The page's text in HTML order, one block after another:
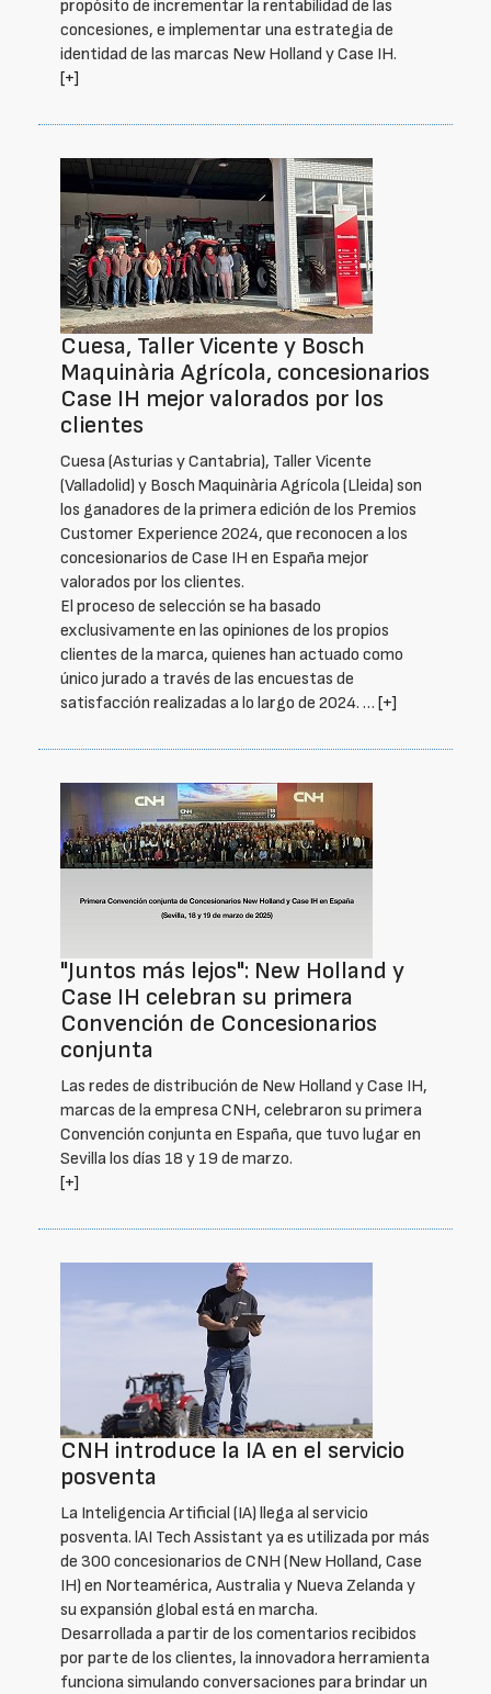
propósito de incrementar la rentabilidad de las
concesiones, e implementar una estrategia de
identidad de las marcas New Holland y Case IH.
[+]
Cuesa, Taller Vicente y Bosch
Maquinària Agrícola, concesionarios
Case IH mejor valorados por los
clientes
Cuesa (Asturias y Cantabria), Taller Vicente
(Valladolid) y Bosch Maquinària Agrícola (Lleida) son
los ganadores de la primera edición de los Premios
Customer Experience 2024, que reconocen a los
concesionarios de Case IH en España mejor
valorados por los clientes.
El proceso de selección se ha basado
exclusivamente en las opiniones de los propios
clientes de la marca, quienes han actuado como
único jurado a través de las encuestas de
satisfacción realizadas a lo largo de 2024. … [+]
"Juntos más lejos": New Holland y
Case IH celebran su primera
Convención de Concesionarios
conjunta
Las redes de distribución de New Holland y Case IH,
marcas de la empresa CNH, celebraron su primera
Convención conjunta en España, que tuvo lugar en
Sevilla los días 18 y 19 de marzo.
[+]
CNH introduce la IA en el servicio
posventa
La Inteligencia Artificial (IA) llega al servicio
posventa. lAI Tech Assistant ya es utilizada por más
de 300 concesionarios de CNH (New Holland, Case
IH) en Norteamérica, Australia y Nueva Zelanda y
su expansión global está en marcha.
Desarrollada a partir de los comentarios recibidos
por parte de los clientes, la innovadora herramienta
funciona simulando conversaciones para brindar un